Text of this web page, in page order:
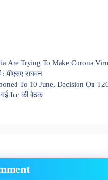
Are Trying To Make Corona
पीएसए राघवन
To 10 June, Decision On
Icc की बैठक